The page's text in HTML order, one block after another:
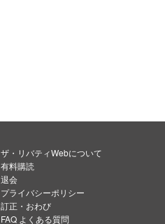
ザ・リバティWebについて
有料購読
退会
プライバシーポリシー
訂正・おわび
FAQ よくある質問